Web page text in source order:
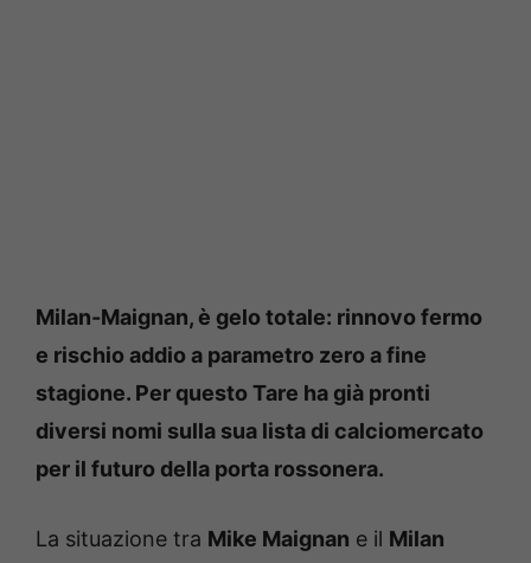
Milan-Maignan, è gelo totale: rinnovo fermo
e rischio addio a parametro zero a fine
stagione. Per questo Tare ha già pronti
diversi nomi sulla sua lista di calciomercato
per il futuro della porta rossonera.
La situazione tra Mike Maignan e il Milan